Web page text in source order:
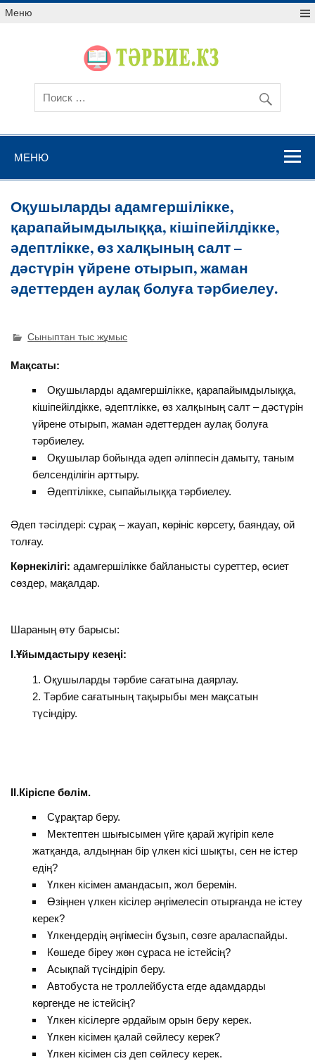
Меню
МЕНЮ
Оқушыларды адамгершілікке,
қарапайымдылыққа, кішіпейілдікке,
әдептлікке, өз халқының салт –
дәстүрін үйрене отырып, жаман
әдеттерден аулақ болуға тәрбиелеу.
Сыныптан тыс жұмыс
Мақсаты:
Оқушыларды адамгершілікке, қарапайымдылыққа,
кішіпейілдікке, әдептлікке, өз халқының салт – дәстүрін
үйрене отырып, жаман әдеттерден аулақ болуға
тәрбиелеу.
Оқушылар бойында әдеп әліппесін дамыту, таным
белсенділігін арттыру.
Әдептілікке, сыпайылыққа тәрбиелеу.
Әдеп тәсілдері: сұрақ – жауап, көрініс көрсету, баяндау, ой
толғау.
Көрнекілігі:адамгершілікке байланысты суреттер, өсиет
сөздер, мақалдар.
Шараның өту барысы:
І.Ұйымдастыру кезеңі:
Оқушыларды тәрбие сағатына даярлау.
Тәрбие сағатының тақырыбы мен мақсатын
түсіндіру.
ІІ.Кіріспе бөлім.
Сұрақтар беру.
Мектептен шығысымен үйге қарай жүгіріп келе
жатқанда, алдыңнан бір үлкен кісі шықты, сен не істер
едің?
Үлкен кісімен амандасып, жол беремін.
Өзіңнен үлкен кісілер әңгімелесіп отырғанда не істеу
керек?
Үлкендердің әңгімесін бұзып, сөзге араласпайды.
Көшеде біреу жөн сұраса не істейсің?
Асықпай түсіндіріп беру.
Автобуста не троллейбуста егде адамдарды
көргенде не істейсің?
Үлкен кісілерге әрдайым орын беру керек.
Үлкен кісімен қалай сөйлесу керек?
Үлкен кісімен сіз деп сөйлесу керек.